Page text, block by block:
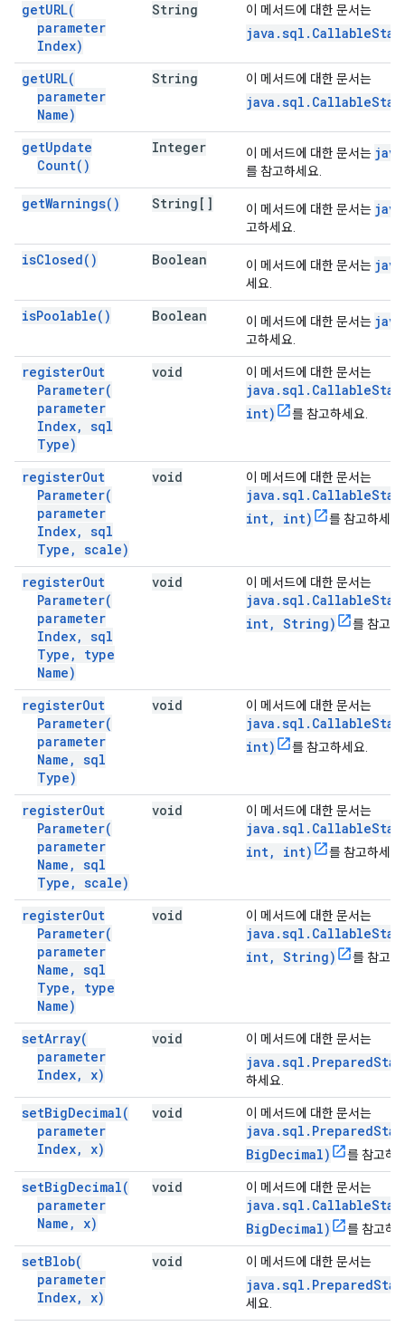
getURL(
parameter
Index)
String 이 메서드에 대한 문서는
getURL(
parameter
Name)
String 이 메서드에 대한 문서는
getUpdate
Count( )
Integer 이 메서드에 대한 문서는
를 참고하세요.
getWarnings( ) String[] 이 메서드에 대한 문서는
고하세요.
isClosed( ) Boolean 이 메서드에 대한 문서는
세요.
isPoolable( ) Boolean 이 메서드에 대한 문서는
고하세요.
registerOut
Parameter(
parameter
Index, sql
Type)
void 이 메서드에 대한 문서는
int)
를 참고하세요.
registerOut
Parameter(
parameter
Index, sql
Type , scale)
void 이 메서드에 대한 문서는
int, int)
를 참고하세요.
registerOut
Parameter(
parameter
Index, sql
Type ,
type
Name)
void 이 메서드에 대한 문서는
int, String)
를 참고하
registerOut
Parameter(
parameter
Name , sql
Type)
void 이 메서드에 대한 문서는
int)
를 참고하세요.
registerOut
Parameter(
parameter
Name , sql
Type , scale)
void 이 메서드에 대한 문서는
int, int)
를 참고하세요.
registerOut
Parameter(
parameter
Name , sql
Type ,
type
Name)
void 이 메서드에 대한 문서는
int, String)
를 참고하
setArray(
parameter
Index, x)
void 이 메서드에 대한 문서는
하세요.
setBigDecimal(
parameter
Index, x)
void 이 메서드에 대한 문서는
BigDecimal)
를 참고하
setBigDecimal(
parameter
Name , x)
void 이 메서드에 대한 문서는
BigDecimal)
를 참고하
setBlob(
parameter
Index, x)
void 이 메서드에 대한 문서는
세요.